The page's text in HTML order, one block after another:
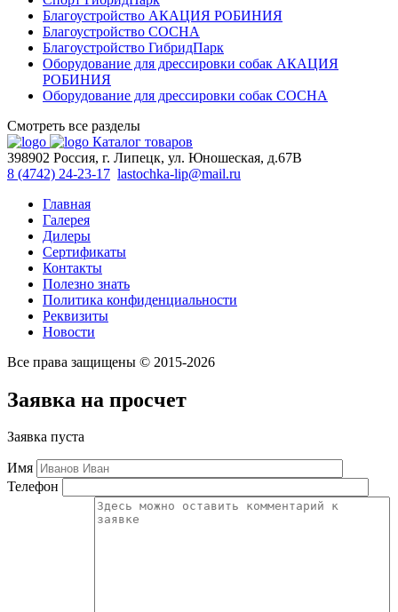
Благоустройство АКАЦИЯ РОБИНИЯ
Благоустройство СОСНА
Благоустройство ГибридПарк
Оборудование для дрессировки собак АКАЦИЯ
РОБИНИЯ
Оборудование для дрессировки собак СОСНА
Смотреть все разделы
Каталог товаров
398902 Россия, г. Липецк, ул. Юношеская, д.67В
8 (4742) 24-23-17 lastochka-lip@mail.ru
Главная
Галерея
Дилеры
Сертификаты
Контакты
Полезно знать
Политика конфиденциальности
Реквизиты
Новости
Все права защищены © 2015-2026
Заявка на просчет
Заявка пуста
Имя
Телефон